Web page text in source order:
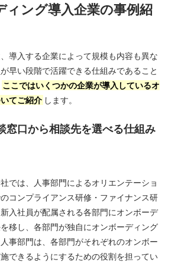
ィング導入企業の事例紹
導入する企業によって規模も内容も異な
早い段階で活躍できる仕組みであること
ここではいくつかの企業が導入しているオ
てご紹介 します。
窓口から相談先を選べる仕組み
では、人事部門によるオリエンテーショ
コンプライアンス研修・ファイナンス研
入社員が配属される各部門にオンボーデ
移し、各部門が独自にオンボーディング
事部門は、各部門がそれぞれのオンボー
できるようにするための役割を担ってい